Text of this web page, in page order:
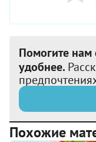
Помогите нам
удобнее.
Похожие